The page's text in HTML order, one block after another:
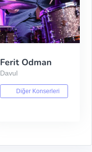
Ferit Odman
Davul
Diğer Konserleri